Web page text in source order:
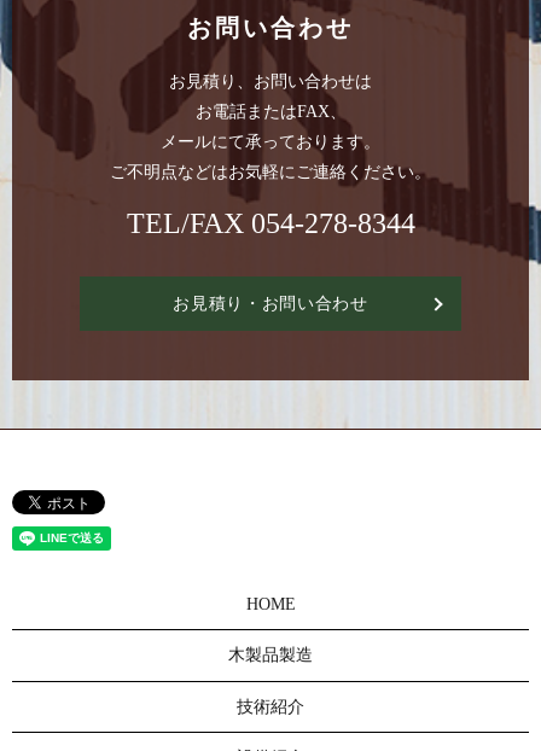
お問い合わせ
お見積り、お問い合わせは
お電話またはFAX、
メールにて承っております。
ご不明点などはお気軽にご連絡ください。
TEL/FAX 054-278-8344
お見積り・お問い合わせ
HOME
木製品製造
技術紹介